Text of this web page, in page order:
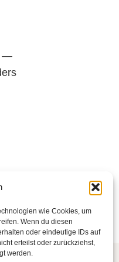
wie Cookies, um
Wenn du diesen
oder eindeutige IDs auf
erteilst oder zurückziehst,
werden.
—